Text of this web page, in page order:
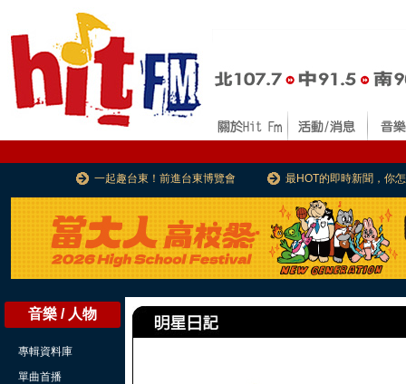
一起趣台東！前進台東博覽會 最HOT的即時新聞，你
音樂 / 人物
專輯資料庫
單曲首播